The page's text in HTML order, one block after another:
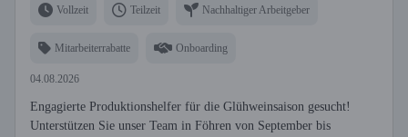
Vollzeit Teilzeit Nachhaltiger Arbeitgeber
Mitarbeiterrabatte Onboarding
04.08.2026
Engagierte Produktionshelfer für die Glühweinsaison gesucht!
Unterstützen Sie unser Team in Föhren von September bis